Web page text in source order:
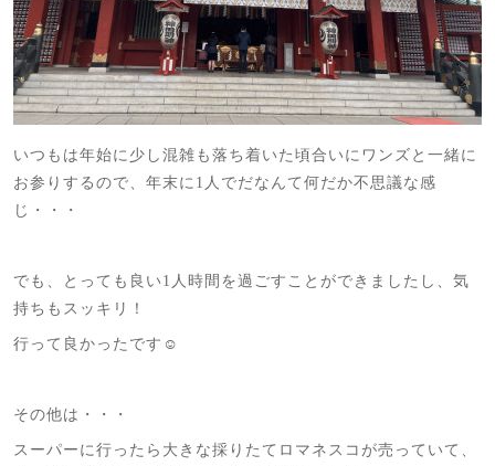
いつもは年始に少し混雑も落ち着いた頃合いにワンズと一緒に
お参りするので、年末に1人でだなんて何だか不思議な感
じ・・・
でも、とっても良い1人時間を過ごすことができましたし、気
持ちもスッキリ！
行って良かったです☺️
その他は・・・
スーパーに行ったら大きな採りたてロマネスコが売っていて、